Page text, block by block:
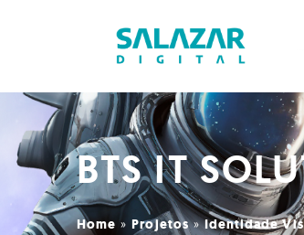
BTS IT
Home »Projetos»Identidade